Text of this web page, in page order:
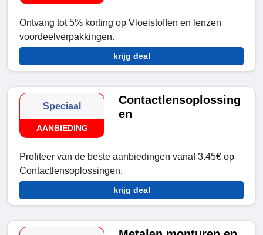
Ontvang tot 5% korting op Vloeistoffen en lenzen
voordeelverpakkingen.
krijg deal
Speciaal
AANBIEDING
Contactlensoplossing
en
Profiteer van de beste aanbiedingen vanaf 3.45€ op
Contactlensoplossingen.
krijg deal